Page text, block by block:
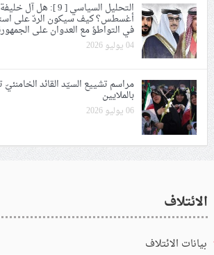
التحليل السياسي [ 9 ]:
أغسطس؟ كيف سيكون الردّ على
في التواطؤ مع العدوان على
04 يوليو 2026
مراسم تشييع السيّد القائد
بالملايين
06 يوليو 2026
الائتلاف
بيانات الائتلاف